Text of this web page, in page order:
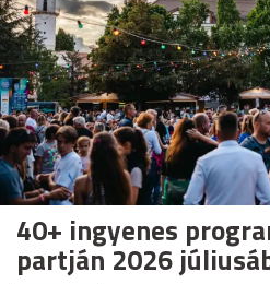
40+ ingyenes
partján 2026